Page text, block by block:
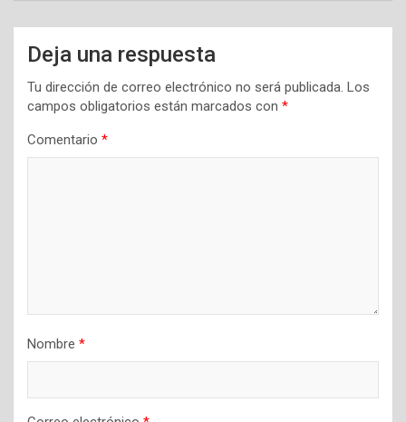
Deja una respuesta
Tu dirección de correo electrónico no será publicada. Los
campos obligatorios están marcados con *
Comentario *
Nombre *